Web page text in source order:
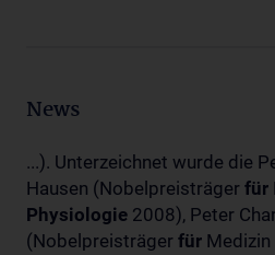
News
...). Unterzeichnet wurde die
Hausen (Nobelpreisträger für
Physiologie 2008), Peter
(Nobelpreisträger für Medizin